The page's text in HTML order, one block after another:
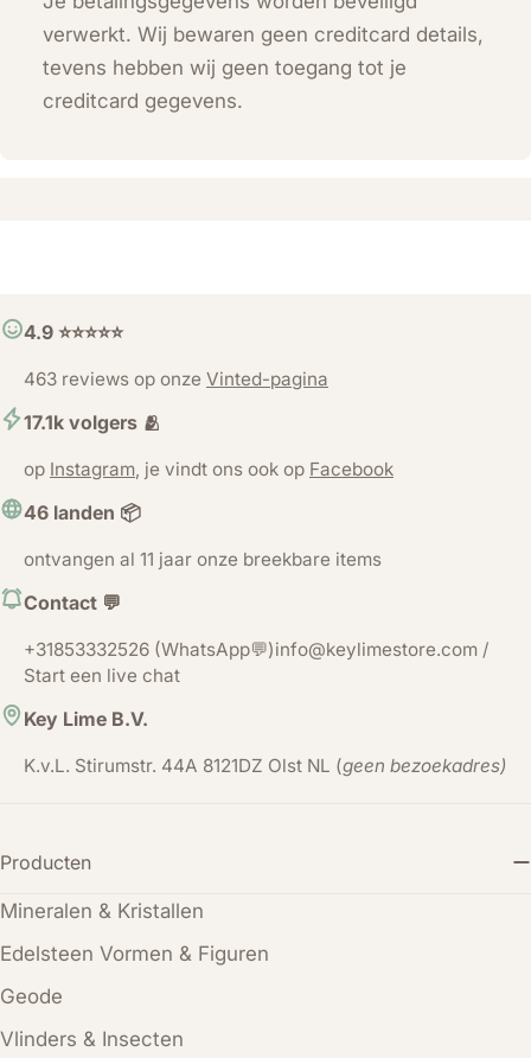
verwerkt. Wij bewaren geen creditcard details,
tevens hebben wij geen toegang tot je
creditcard gegevens.
4.9 ⭐️⭐️⭐️⭐️⭐️
463 reviews op onze Vinted-pagina
17.1k volgers 🫂
op Instagram, je vindt ons ook op Facebook
46 landen 📦
ontvangen al 11 jaar onze breekbare items
Contact 💬
+31853332526 (WhatsApp💬)info@keylimestore.com /
Start een live chat
Key Lime B.V.
K.v.L. Stirumstr. 44A 8121DZ Olst NL (geen bezoekadres)
Producten
Mineralen & Kristallen
Edelsteen Vormen & Figuren
Geode
Vlinders & Insecten